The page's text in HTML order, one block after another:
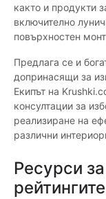
както и продукти
включително
повърхностен
Предлага се и
допринасящи за
Екипът на
консултации за
реализиране на
различни
Ресурси